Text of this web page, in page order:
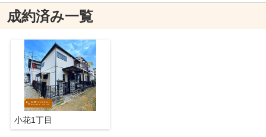
成約済み一覧
小花1丁目